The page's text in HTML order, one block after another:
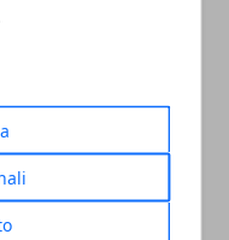
le città più